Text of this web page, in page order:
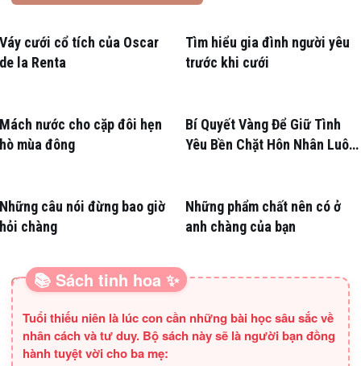
Váy cưới cổ tích của Oscar
de la Renta
Tìm hiểu gia đình người yêu
trước khi cưới
Mách nước cho cặp đôi hẹn
hò mùa đông
Bí Quyết Vàng Để Giữ Tình
Yêu Bền Chặt Hôn Nhân Luôn
Những câu nói đừng bao giờ
hỏi chàng
Những phẩm chất nên có ở
anh chàng của bạn
SÁCH HAY CHO BA MẸ
📚 Sách tinh hoa ✨
Tuổi thiếu niên là lúc con cần những bài học sâu sắc về
nhân cách và tư duy. Bộ sách này sẽ là người bạn đồng
hành tuyệt vời cho ba mẹ: